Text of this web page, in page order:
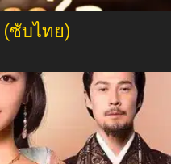
(ซับไทย)